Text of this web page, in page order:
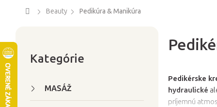
DomovBeauty Pedikúra & Manikúra
kategórie
Kategórie
MASÁŽ
Pedikérske
hydraulické
príjemnú